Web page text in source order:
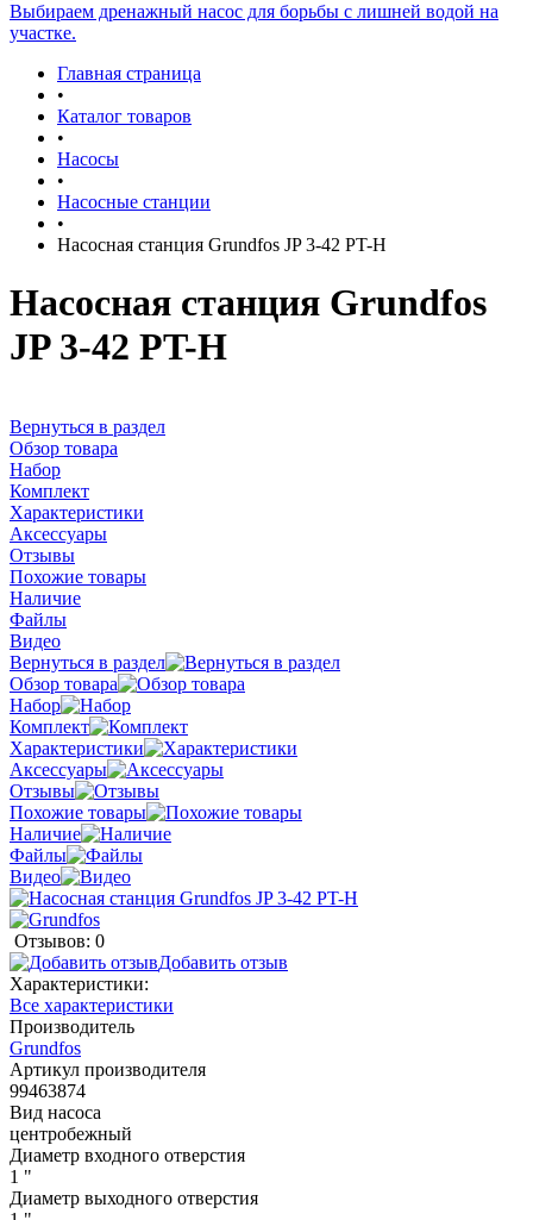
Выбираем дренажный насос для борьбы с лишней водой на
участке.
Главная страница
•
Каталог товаров
•
Насосы
•
Насосные станции
•
Насосная станция Grundfos JP 3-42 PT-H
Насосная станция Grundfos
JP 3-42 PT-H
Вернуться в раздел
Обзор товара
Набор
Комплект
Характеристики
Аксессуары
Отзывы
Похожие товары
Наличие
Файлы
Видео
Вернуться в раздел
Обзор товара
Набор
Комплект
Характеристики
Аксессуары
Отзывы
Похожие товары
Наличие
Файлы
Видео
Отзывов: 0
Добавить отзыв
Характеристики:
Все характеристики
Производитель
Grundfos
Артикул производителя
99463874
Вид насоса
центробежный
Диаметр входного отверстия
1 "
Диаметр выходного отверстия